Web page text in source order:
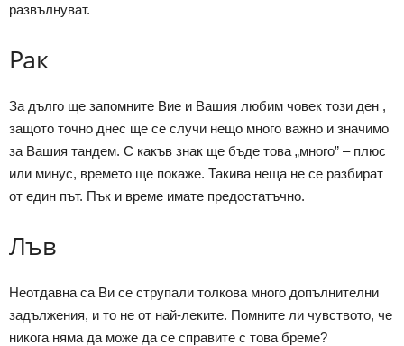
развълнуват.
Рак
За дълго ще запомните Вие и Вашия любим човек този ден ,
защото точно днес ще се случи нещо много важно и значимо
за Вашия тандем. С какъв знак ще бъде това „много” – плюс
или минус, времето ще покаже. Такива неща не се разбират
от един път. Пък и време имате предостатъчно.
Лъв
Неотдавна са Ви се струпали толкова много допълнителни
задължения, и то не от най-леките. Помните ли чувството, че
никога няма да може да се справите с това бреме?